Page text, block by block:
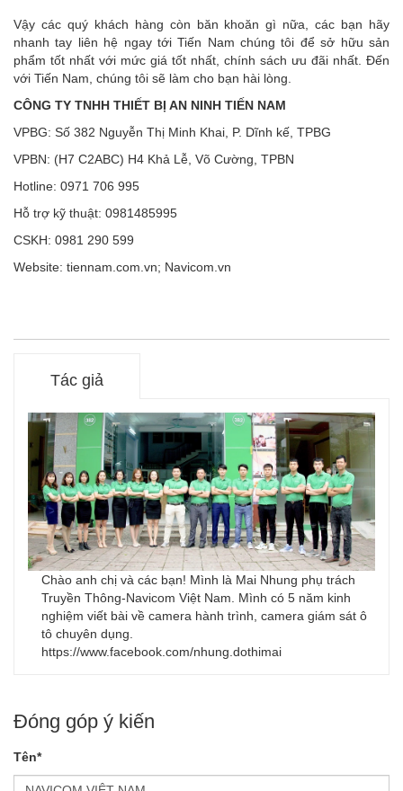
Vậy các quý khách hàng còn băn khoăn gì nữa, các bạn hãy
nhanh tay liên hệ ngay tới Tiến Nam chúng tôi để sở hữu sản
phẩm tốt nhất với mức giá tốt nhất, chính sách ưu đãi nhất. Đến
với Tiến Nam, chúng tôi sẽ làm cho bạn hài lòng.
CÔNG TY TNHH THIẾT BỊ AN NINH TIẾN NAM
VPBG: Số 382 Nguyễn Thị Minh Khai, P. Dĩnh kế, TPBG
VPBN: (H7 C2ABC) H4 Khả Lễ, Võ Cường, TPBN
Hotline: 0971 706 995
Hỗ trợ kỹ thuật: 0981485995
CSKH: 0981 290 599
Website: tiennam.com.vn; Navicom.vn
Tác giả
Chào anh chị và các bạn! Mình là Mai Nhung phụ trách
Truyền Thông-Navicom Việt Nam. Mình có 5 năm kinh
nghiệm viết bài về camera hành trình, camera giám sát ô
tô chuyên dụng.
https://www.facebook.com/nhung.dothimai
Đóng góp ý kiến
Tên*